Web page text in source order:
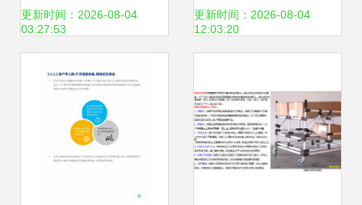
实践指南
更新时间：2026-08-04
03:27:53
与优势解析
更新时间：2026-08-04
12:03:20